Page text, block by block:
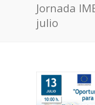
Jornada
julio